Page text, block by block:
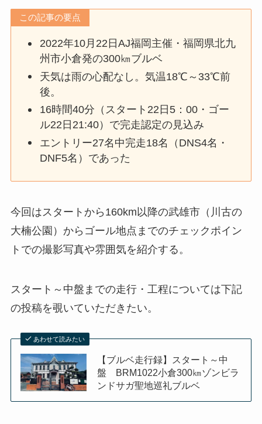
この記事の要点
2022年10月22日AJ福岡主催・福岡県北九
州市小倉発の300㎞ブルベ
天気は雨の心配なし。気温18℃～33℃前
後。
16時間40分（スタート22日5：00・ゴー
ル22日21:40）で完走認定の見込み
エントリー27名中完走18名（DNS4名・
DNF5名）であった
今回はスタートから160km以降の武雄市（川古の
大楠公園）からゴール地点までのチェックポイン
トでの撮影写真や雰囲気を紹介する。
スタート～中盤までの走行・工程については下記
の投稿を覗いていただきたい。
あわせて読みたい
【ブルベ走行録】スタート～中
盤 BRM1022小倉300㎞ゾンビラ
ンドサガ聖地巡礼ブルベ